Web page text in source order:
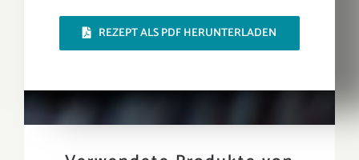
REZEPT ALS PDF HERUNTERLADEN